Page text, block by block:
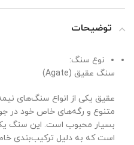
توضیحات
نوع سنگ:
سنگ عقیق (Agate)
عقیق یکی از انواع سنگ‌های
متنوع و رگه‌های خاص خود در
بسیار محبوب است. این سنگ
است که به دلیل ترکیب‌بندی